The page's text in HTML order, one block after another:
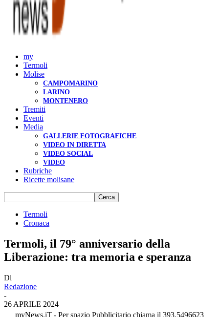
my
Termoli
Molise
CAMPOMARINO
LARINO
MONTENERO
Tremiti
Eventi
Media
GALLERIE FOTOGRAFICHE
VIDEO IN DIRETTA
VIDEO SOCIAL
VIDEO
Rubriche
Ricette molisane
Termoli
Cronaca
Termoli, il 79° anniversario della
Liberazione: tra memoria e speranza
Di
Redazione
-
26 APRILE 2024
myNews.iT - Per spazio Pubblicitario chiama il 393.5496623